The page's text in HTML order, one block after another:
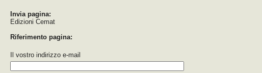
Invia pagina:
Edizioni Cemat
Riferimento pagina:
Il vostro indirizzo e-mail